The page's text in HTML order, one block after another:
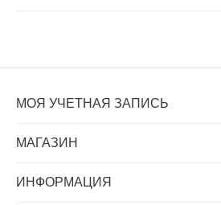
МОЯ УЧЕТНАЯ ЗАПИСЬ
МАГАЗИН
ИНФОРМАЦИЯ